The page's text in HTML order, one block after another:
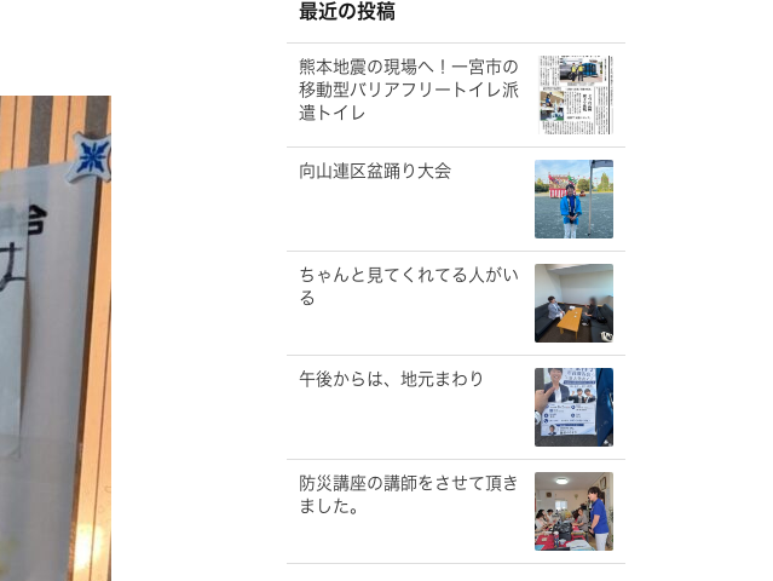
ブ
最近の投稿
熊本地震の現場へ！一宮市の
移動型バリアフリートイレ派
遣トイレ
向山連区盆踊り大会
ちゃんと見てくれてる人がい
る
午後からは、地元まわり
防災講座の講師をさせて頂き
ました。